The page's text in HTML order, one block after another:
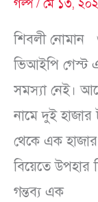
গল্প/ মে ১৩,
শিবলী নোমান
ভিআইপি গেস্ট
সমস্যা নেই।
নামে দুই
থেকে এক
বিয়েতে উপহার
গন্তব্য এক